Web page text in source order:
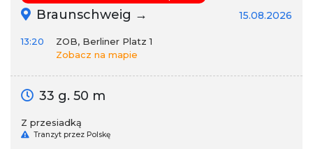
Braunschweig → 15.08.2026
13:20
ZOB, Berliner Platz 1
Zobacz na mapie
33 g. 50 m
Z przesiadką
Tranzyt przez Polskę